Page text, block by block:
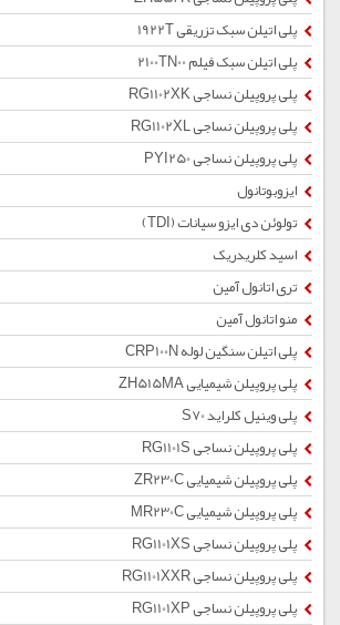
پلی اتیلن سبک تزریقی 1922T
پلی اتیلن سبک فیلم 2100TN00
پلی پروپیلن نساجی RG1102XK
پلی پروپیلن نساجی RG1102XL
پلی پروپیلن نساجی PYI250
ایزوبوتانول
تولوئن دی ایزو سیانات (TDI)
اسید کلریدریک
تری اتانول آمین
منو اتانول آمین
پلی اتیلن سنگین لوله CRP100N
پلی پروپیلن شیمیایی ZH515MA
پلی وینیل کلراید S70
پلی پروپیلن نساجی RG1101S
پلی پروپیلن شیمیایی ZR230C
پلی پروپیلن شیمیایی MR230C
پلی پروپیلن نساجی RG1101XS
پلی پروپیلن نساجی RG1101XXR
پلی پروپیلن نساجی RG1101XP